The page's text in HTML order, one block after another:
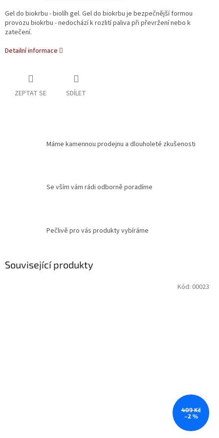
Gel do biokrbu - biolíh gel. Gel do biokrbu je bezpečnější formou
provozu biokrbu - nedochází k rozlití paliva při převržení nebo k
zatečení.
Detailní informace
ZEPTAT SE SDÍLET
Máme kamennou prodejnu a dlouholeté zkušenosti
Se vším vám rádi odborně poradíme
Pečlivě pro vás produkty vybíráme
Související produkty
409 Kč
–2 %
Kód: 00023